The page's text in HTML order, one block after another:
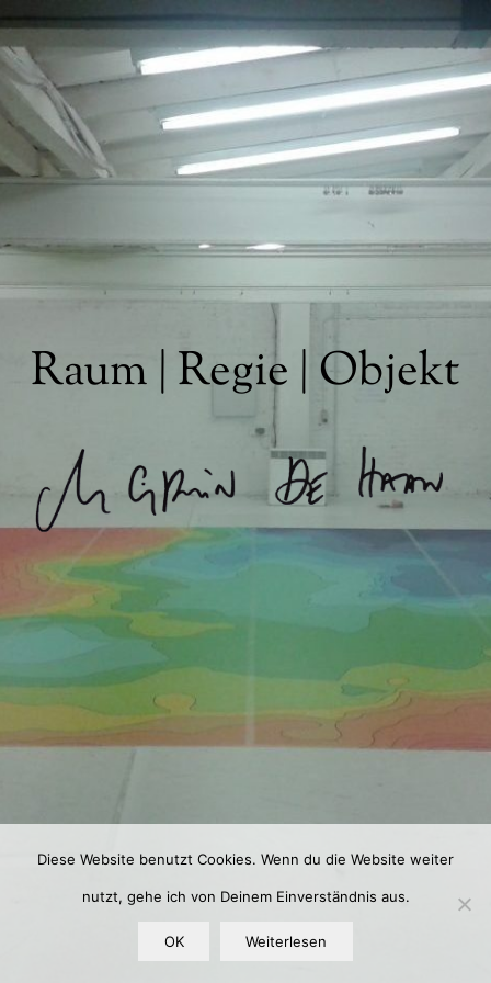
Raum | Regie | Objekt
Diese Website benutzt Cookies. Wenn du die Website weiter
nutzt, gehe ich von Deinem Einverständnis aus.
OK Weiterlesen